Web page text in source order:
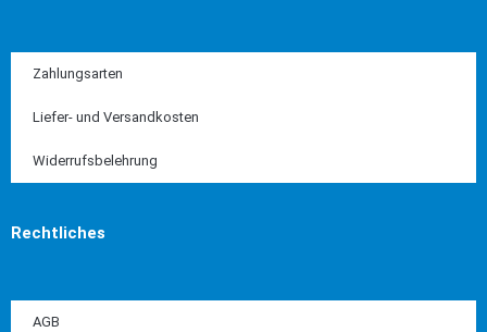
Zahlungsarten
Liefer- und Versandkosten
Widerrufsbelehrung
Rechtliches
AGB